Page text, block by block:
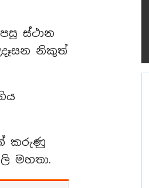
ස්ථාන
නිකුත්
කරුණු
මහතා.